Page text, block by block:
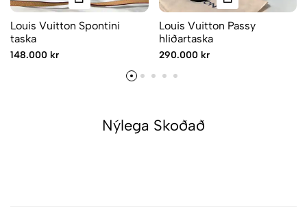
Louis Vuitton Spontini
taska
148.000 kr
Louis Vuitton Passy
hliðartaska
290.000 kr
Nýlega Skoðað